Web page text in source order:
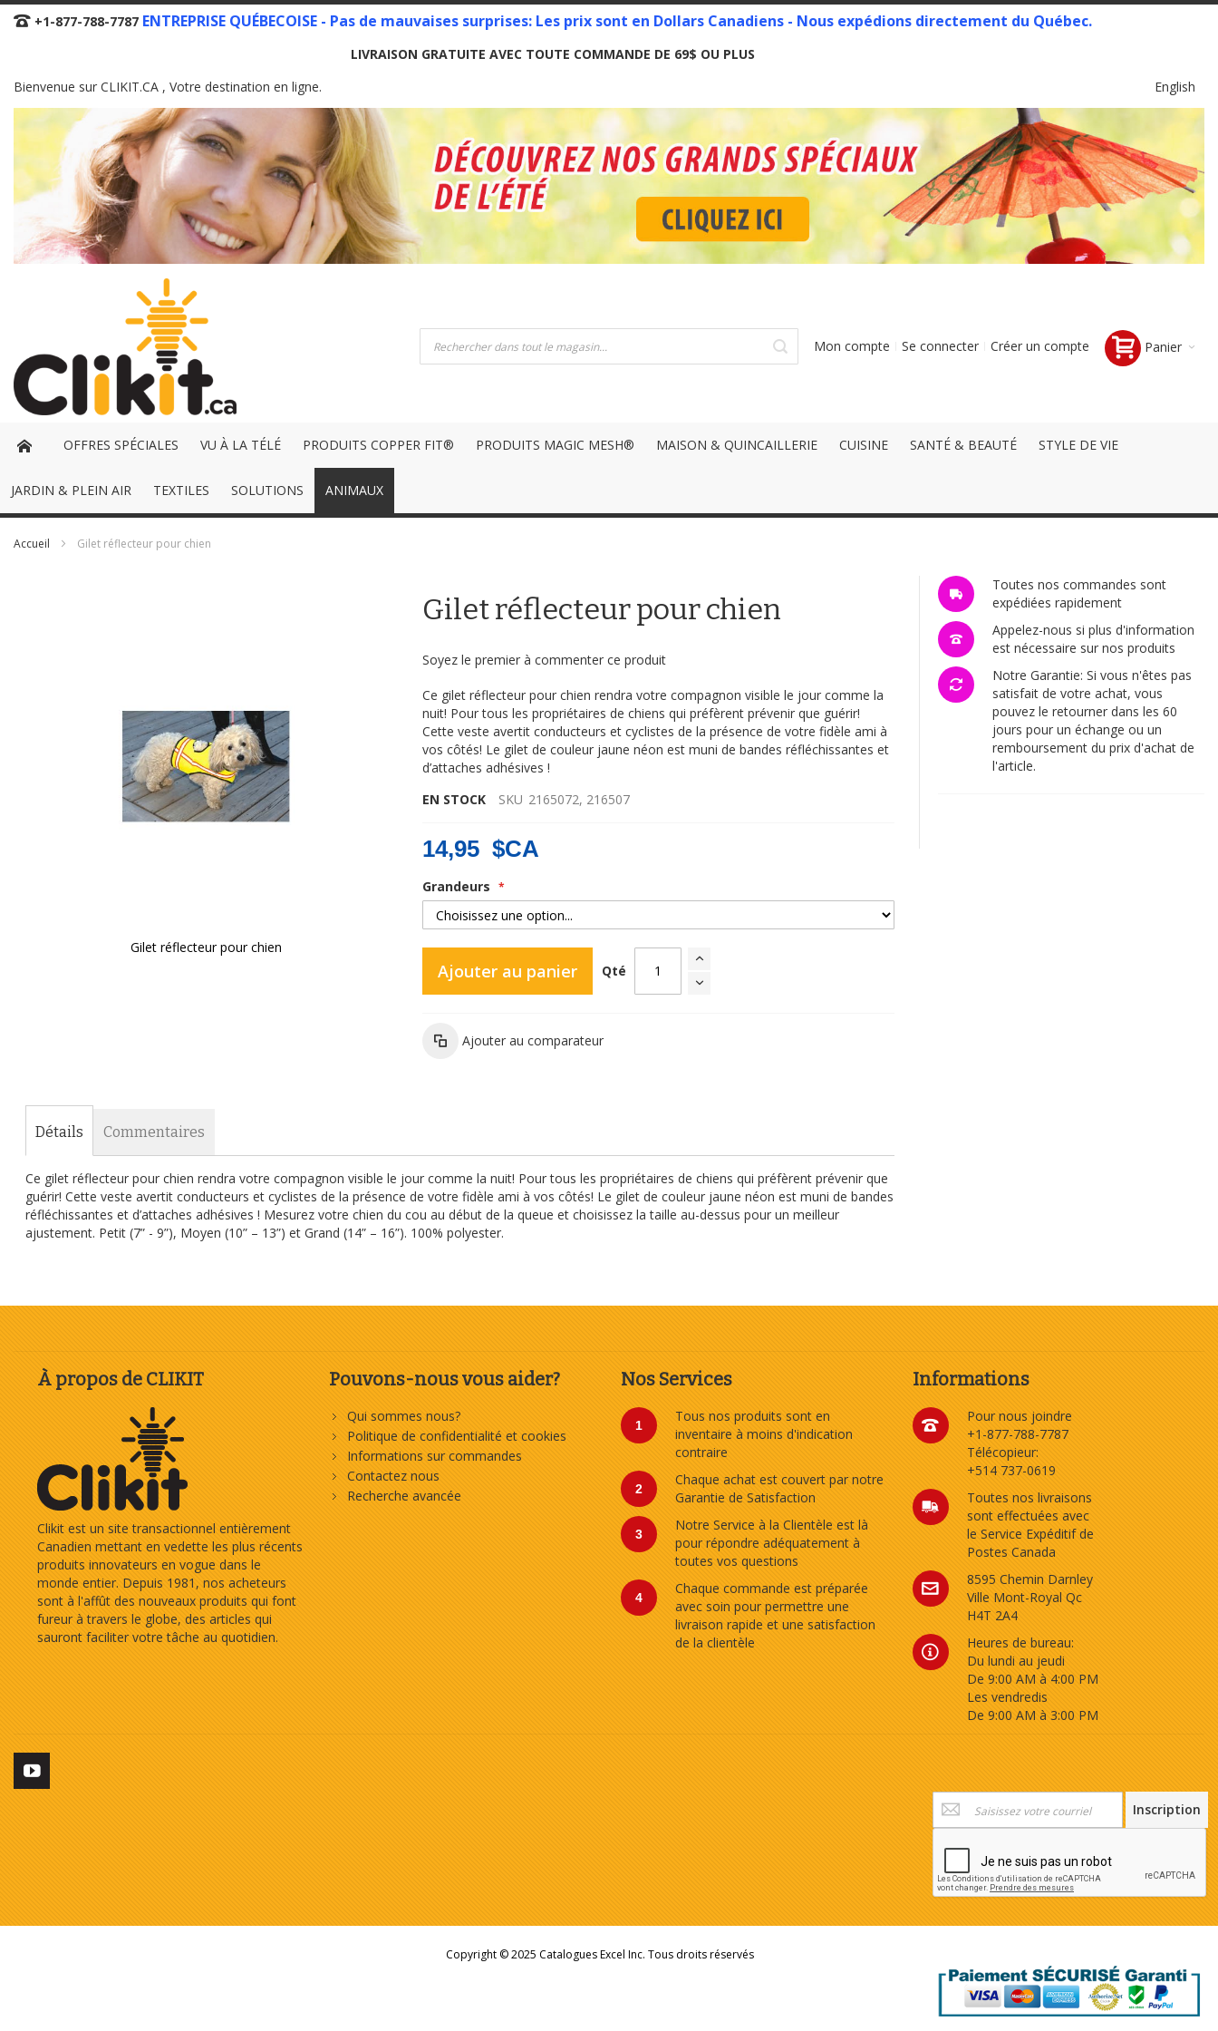
Skip
Content
+1-877-788-7787 ENTREPRISE QUÉBECOISE - Pas de mauvaises surprises: Les prix sont en Dollars Canadiens - Nous expédions directement du Québec.
LIVRAISON GRATUITE AVEC TOUTE COMMANDE DE 69$ OU PLUS
Bienvenue sur CLIKIT.CA , Votre destination en ligne.
Langue
English
Panier
Mon compte Se connecter Créer un compte
OFFRES SPÉCIALES VU À LA TÉLÉ PRODUITS COPPER FIT® PRODUITS MAGIC MESH® MAISON & QUINCAILLERIE CUISINE SANTÉ & BEAUTÉ STYLE DE VIE
JARDIN & PLEIN AIR TEXTILES SOLUTIONS ANIMAUX
Accueil Gilet réflecteur pour chien
Gilet réflecteur pour chien
Gilet réflecteur pour chien
Soyez le premier à commenter ce produit
Ce gilet réflecteur pour chien rendra votre compagnon visible le jour comme la
nuit! Pour tous les propriétaires de chiens qui préfèrent prévenir que guérir!
Cette veste avertit conducteurs et cyclistes de la présence de votre fidèle ami à
vos côtés! Le gilet de couleur jaune néon est muni de bandes réfléchissantes et
d’attaches adhésives !
EN STOCK
SKU 2165072, 216507
14,95 $CA
Grandeurs
Qté
Ajouter au panier
Ajouter au comparateur
Toutes nos commandes sont
expédiées rapidement
Appelez-nous si plus d'information
est nécessaire sur nos produits
Notre Garantie: Si vous n'êtes pas
satisfait de votre achat, vous
pouvez le retourner dans les 60
jours pour un échange ou un
remboursement du prix d'achat de
l'article.
Détails
Ce gilet réflecteur pour chien rendra votre compagnon visible le jour comme la nuit! Pour tous les propriétaires de chiens qui préfèrent prévenir que
guérir! Cette veste avertit conducteurs et cyclistes de la présence de votre fidèle ami à vos côtés! Le gilet de couleur jaune néon est muni de bandes
réfléchissantes et d’attaches adhésives ! Mesurez votre chien du cou au début de la queue et choisissez la taille au-dessus pour un meilleur
ajustement. Petit (7” - 9”), Moyen (10” – 13”) et Grand (14” – 16”). 100% polyester.
Commentaires
À propos de CLIKIT
Clikit est un site transactionnel entièrement
Canadien mettant en vedette les plus récents
produits innovateurs en vogue dans le
monde entier. Depuis 1981, nos acheteurs
sont à l'affût des nouveaux produits qui font
fureur à travers le globe, des articles qui
sauront faciliter votre tâche au quotidien.
Pouvons-nous vous aider?
Qui sommes nous?
Politique de confidentialité et cookies
Informations sur commandes
Contactez nous
Recherche avancée
Nos Services
1
Tous nos produits sont en
inventaire à moins d'indication
contraire
2
Chaque achat est couvert par notre
Garantie de Satisfaction
3
Notre Service à la Clientèle est là
pour répondre adéquatement à
toutes vos questions
4
Chaque commande est préparée
avec soin pour permettre une
livraison rapide et une satisfaction
de la clientèle
Informations
Pour nous joindre
+1-877-788-7787
Télécopieur:
+514 737-0619
Toutes nos livraisons
sont effectuées avec
le Service Expéditif de
Postes Canada
8595 Chemin Darnley
Ville Mont-Royal Qc
H4T 2A4
Heures de bureau:
Du lundi au jeudi
De 9:00 AM à 4:00 PM
Les vendredis
De 9:00 AM à 3:00 PM
Inscription
newsletter
Inscription
Copyright © 2025 Catalogues Excel Inc. Tous droits réservés